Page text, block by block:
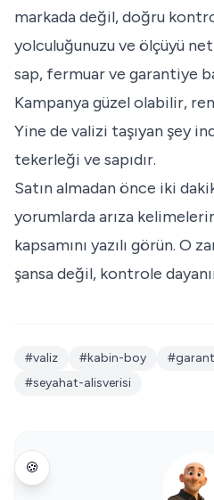
markada değil, doğru
yolculuğunuzu ve ölçüyü
sap, fermuar ve garantiye
Kampanya güzel olabilir,
Yine de valizi taşıyan şey
tekerleği ve sapıdır.
Satın almadan önce iki
yorumlarda arıza
kapsamını yazılı görün. O
şansa değil, kontrole
#valiz #kabin-boy
#seyahat-alisverisi
🍪